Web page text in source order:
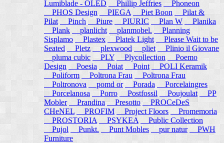
Lumiblade - OLED
Phillip Jeffries
Phoneon
PHOS Design
PIEGA Piet Boon
Pilat &
Pilat
Pinch Piure PIURIC Plan W
Planika
Plank
planlicht planmobel. Planning
Sisplamo
Plastex Platek Light
Please Wait to be
Seated
Pletz plexwood pliet
Plinio il Giovane
pluma cubic
PLY Plycollection
Poemo
Design
Poesia Poiat Point
POLI Keramik
Poliform
Poltrona Frau
Poltrona Frau
Poltronova
pomd or Porada
Porcelaingres
Porcelanosa
Porro Postfossil Poujoulat
PP
Mobler
Prandina Presotto
PROCeDeS
CHeNEL
PROFIM Project Floors
Promemoria
PROSTORIA
PSYKEA
Public Collection
Pujol
Punkt. Punt Mobles pur natur
PWH
Furniture